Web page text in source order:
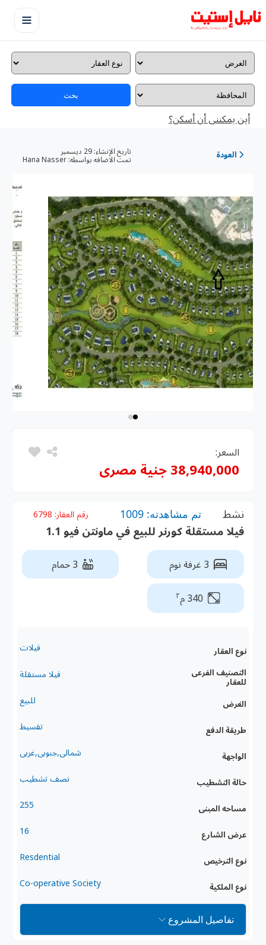
بحث
أين يمكننى أن أسكن؟
العودة تاريخ الإنشاء:
تمت الاضافه بواسطه: Hana Nasser
السعر:
38,940,000 جنية مصرى
نشط تم مشاهدته: 1009 رقم العقار: 6798
فيلا مستقلة كورنر للبيع في ماونتن فيو 1.1
3 غرفة نوم 3 حمام
340 م ٢
نوع العقار فيلات
التصنيف الفرعى
للعقار
فيلا مستقلة
الغرض للبيع
طريقة الدفع تقسيط
الواجهة شمالى,جنوبى,غربى
حالة التشطيب نصف تشطيب
مساحه المبنى 255
عرض الشارع 16
نوع الترخيص Resdential
نوع الملكية Co-operative Society
تفاصيل المشروع